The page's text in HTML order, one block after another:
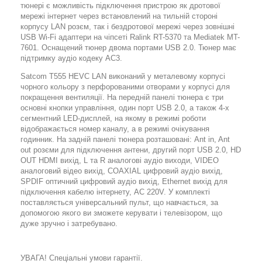
тюнері є можливість підключення пристрою як дротової
мережі інтернет через встановлений на тильній стороні
корпусу LAN розєм, так і бездротової мережі через зовнішні
USB Wi-Fi адаптери на чіпсеті Ralink RT-5370 та Mediatek MT-
7601. Оснащений тюнер двома портами USB 2.0. Тюнер має
підтримку аудіо кодеку AC3.
Satcom T555 HEVC LAN виконаний у металевому корпусі
чорного кольору з перфорованими отворами у корпусі для
покращення вентиляції. На передній панелі тюнера є три
основні кнопки управління, один порт USB 2.0, а також 4-х
сегментний LED-дисплей, на якому в режимі роботи
відображається номер каналу, а в режимі очікування
годинник. На задній панелі тюнера розташовані: Ant in, Ant
out розєми для підключення антени, другий порт USB 2.0, HD
OUT HDMI вихід, L та R аналогові аудіо виходи, VIDEO
аналоговий відео вихід, COAXIAL цифровий аудіо вихід,
SPDIF оптичний цифровий аудіо вихід, Ethernet вихід для
підключення кабелю інтернету, АС 220V. У комплекті
поставляється універсальний пульт, що навчається, за
допомогою якого ви зможете керувати і телевізором, що
дуже зручно і затребувано.
УВАГА! Спеціальні умови гарантії.